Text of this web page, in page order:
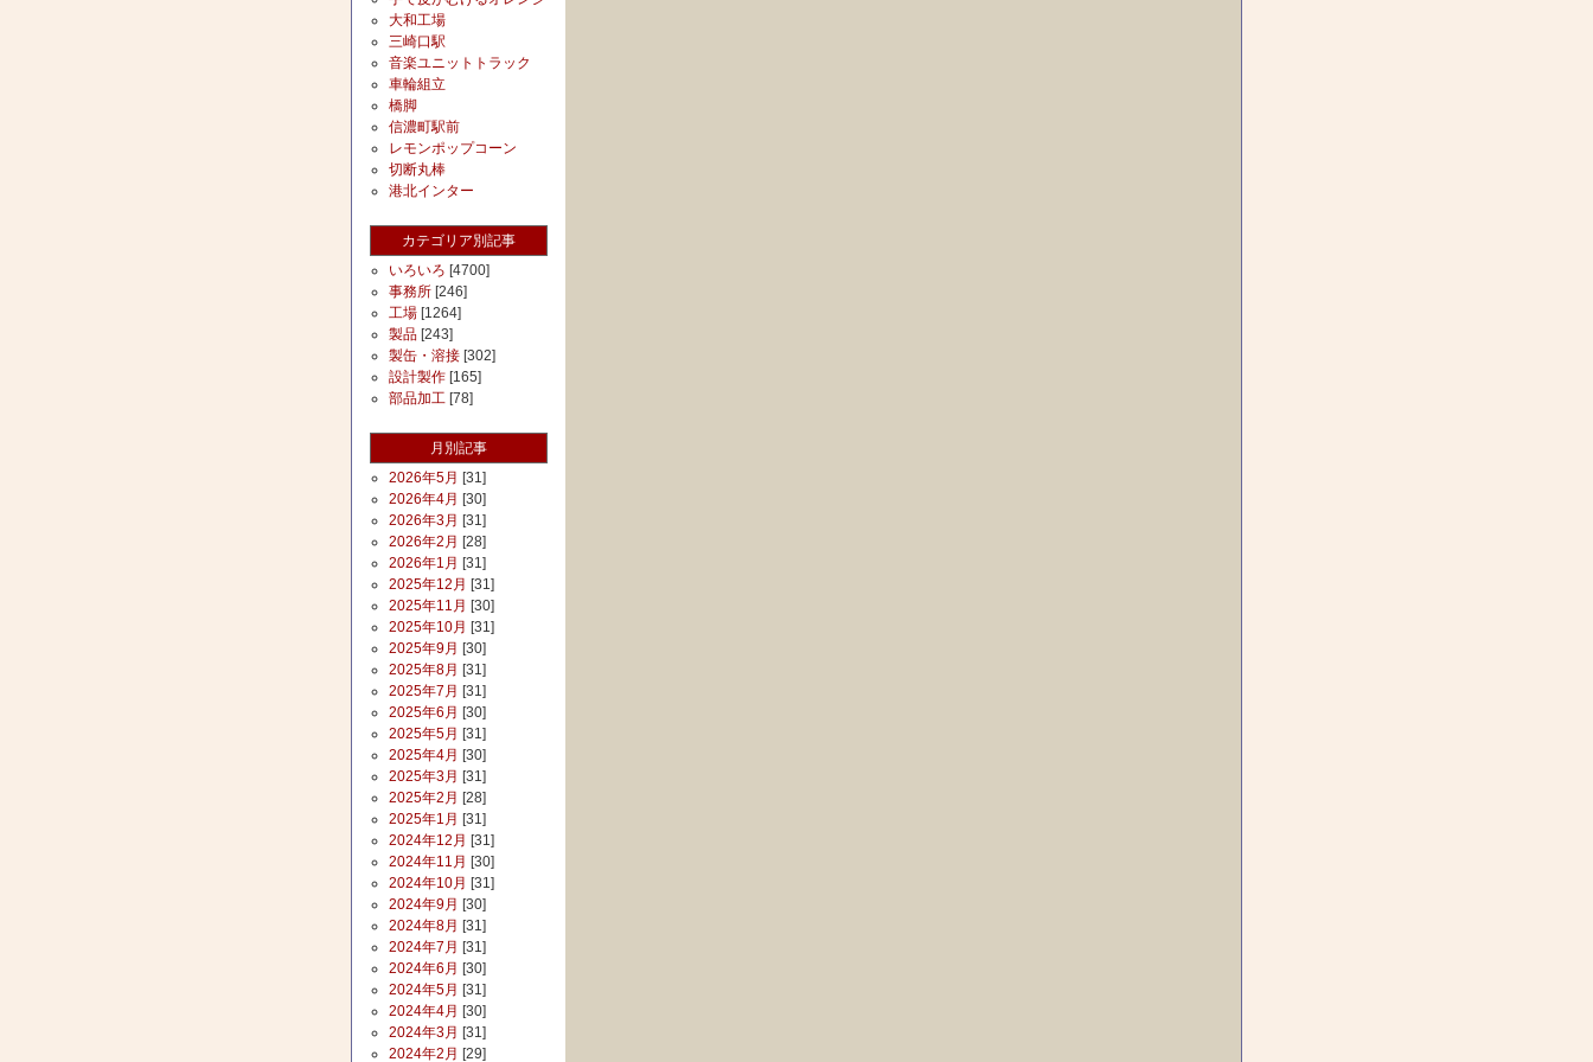
大和工場
三崎口駅
音楽ユニットトラック
車輪組立
橋脚
信濃町駅前
レモンポップコーン
切断丸棒
港北インター
カテゴリア別記事
いろいろ [4700]
事務所 [246]
工場 [1264]
製品 [243]
製缶・溶接 [302]
設計製作 [165]
部品加工 [78]
月別記事
2026年5月 [31]
2026年4月 [30]
2026年3月 [31]
2026年2月 [28]
2026年1月 [31]
2025年12月 [31]
2025年11月 [30]
2025年10月 [31]
2025年9月 [30]
2025年8月 [31]
2025年7月 [31]
2025年6月 [30]
2025年5月 [31]
2025年4月 [30]
2025年3月 [31]
2025年2月 [28]
2025年1月 [31]
2024年12月 [31]
2024年11月 [30]
2024年10月 [31]
2024年9月 [30]
2024年8月 [31]
2024年7月 [31]
2024年6月 [30]
2024年5月 [31]
2024年4月 [30]
2024年3月 [31]
2024年2月 [29]